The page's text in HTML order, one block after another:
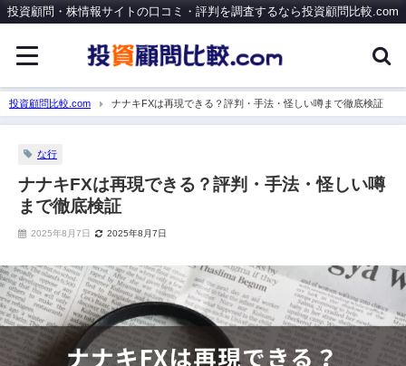
投資顧問・株情報サイトの口コミ・評判を調査するなら投資顧問比較.com
投資顧問比較.com ナナキFXは再現できる？評判・手法・怪しい噂まで徹底検証
な行
ナナキFXは再現できる？評判・手法・怪しい噂
まで徹底検証
2025年8月7日 2025年8月7日